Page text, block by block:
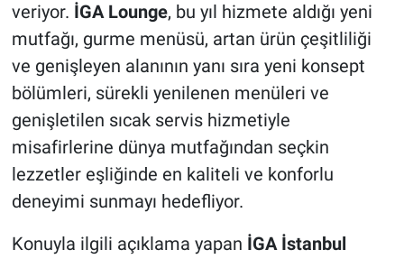
veriyor. İGA Lounge, bu yıl hizmete aldığı yeni
mutfağı, gurme menüsü, artan ürün çeşitliliği
ve genişleyen alanının yanı sıra yeni konsept
bölümleri, sürekli yenilenen menüleri ve
genişletilen sıcak servis hizmetiyle
misafirlerine dünya mutfağından seçkin
lezzetler eşliğinde en kaliteli ve konforlu
deneyimi sunmayı hedefliyor.
Konuyla ilgili açıklama yapan İGA İstanbul